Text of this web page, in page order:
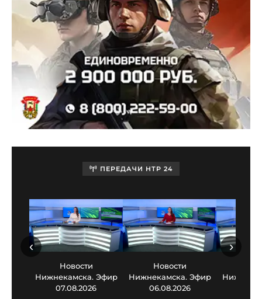
ПЕРЕДАЧИ НТР 24
Новости
Нижнекамска. Эфир
07.08.2026
Новости
Нижнекамска. Эфир
06.08.2026
‹ ›